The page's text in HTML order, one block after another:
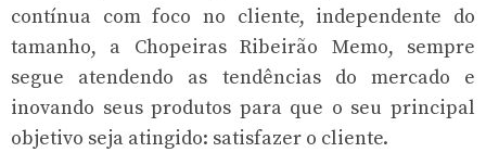
contínua com foco no cliente, independente do
tamanho, a Chopeiras Ribeirão Memo, sempre
segue atendendo as tendências do mercado e
inovando seus produtos para que o seu principal
objetivo seja atingido: satisfazer o cliente.